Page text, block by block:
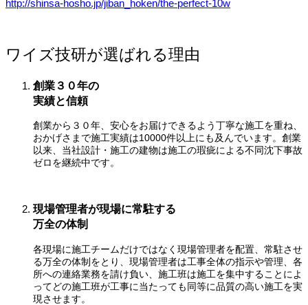
http://shinsa-hosho.jp/jiban_hoken/the-perfect-10w
ワイズ技研が選ばれる理由
創業３０年の
実績と信頼
創業から３０年、安心をお届けできるよう丁寧な施工を重ね、
おかげさまで施工実績は10000件以上にも及んでいます。創業
以来、当社設計・施工の建物は施工の瑕疵による不同沈下事故
ゼロを継続中です。
現場管理者が現場に常駐する
万全の体制
各現場に施工チームだけではなく現場管理者を配置、常駐させ
る万全の体制をとり、現場管理者は工事全体の指示や管理、各
所への連絡業務を請け負い、施工班は施工を集中することによ
ってどの施工班が工事に当たっても同等に品質の高い施工を実
現させます。